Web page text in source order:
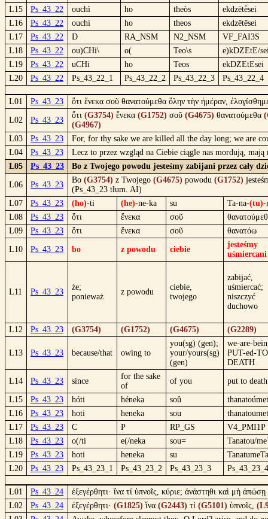
L15
Ps_43_22 ouchì ho theòs
ekdzētḗsei
L16
Ps_43_22 ouchi ho theos
ekdzētēsei
L17
Ps_43_22 D RA_NSM N2_NSM
VF_FAI3S
L18
Ps_43_22 ou)CHi\ o( Teo\s
e)kDZEtE/
L19
Ps_43_22 uCHi ho Teos
ekDZEtEsei
L20
Ps_43_22 Ps_43_22_1 Ps_43_22_2 Ps_43_22_3 Ps_43_22_4
L01 Ps_43_23 ὅτι ἕνεκα σοῦ θανατούμεθα ὅλην τὴν ἡμέραν,
L02 Ps_43_23
ὅτι (G3754) ἕνεκα (G1752) σοῦ (G4675) θανατούμεθα
(G4967)
L03
Ps_43_23
For, for thy sake we are killed all the day long; we are
L04
Ps_43_23
Lecz to przez wzgląd na Ciebie ciągle nas mordują,
L05
Ps_43_23 Bo z Twojego powodu jesteśmy zabijani przez cały
L06 Ps_43_23
Bo (G3754) z Twojego (G4675) powodu (G1752)
(Ps_43_23 tłum. AI)
L07
Ps_43_23 (ho)-ti (he)-ne-ka su Ta-na-(tu)-
L08
Ps_43_23 ὅτι ἕνεκα σοῦ
L09
Ps_43_23 ὅτι ἕνεκα σοῦ θανατόω
L10 Ps_43_23 bo z powodu ciebie
jesteśmy
uśmiercani
L11 Ps_43_23
że;
ponieważ
z powodu
ciebie,
twojego
zabijać,
uśmiercać;
niszczyć
duchowo
L12 Ps_43_23 (G3754) (G1752) (G4675) (G2289)
L13 Ps_43_23 because/that owing to
you(sg) (gen);
your/yours(sg)
(gen)
we-are-
PUT-ed-
DEATH
L14 Ps_43_23 since
for the sake
of
of you put to death
L15 Ps_43_23 hóti héneka soû
L16
Ps_43_23 hoti heneka sou
L17
Ps_43_23 C P RP_GS
V4_PMI1P
L18
Ps_43_23 o(/ti e(/neka sou=
Tanatou/
L19
Ps_43_23 hoti heneka su
TanatumeTa
L20
Ps_43_23 Ps_43_23_1 Ps_43_23_2 Ps_43_23_3 Ps_43_23_4
L01 Ps_43_24
ἐξεγέρθητι· ἵνα τί ὑπνοῖς, κύριε; ἀνάστηθι καὶ μὴ ἀπώσῃ
L02
Ps_43_24 ἐξεγέρθητι· (G1825) ἵνα (G2443) τί (G5101) ὑπνοῖς,